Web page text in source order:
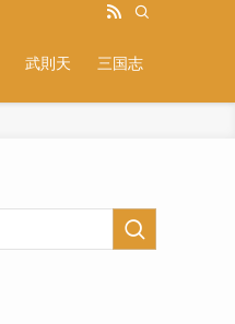
武則天 三国志